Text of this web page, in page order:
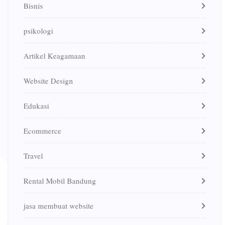
Bisnis
psikologi
Artikel Keagamaan
Website Design
Edukasi
Ecommerce
Travel
Rental Mobil Bandung
jasa membuat website